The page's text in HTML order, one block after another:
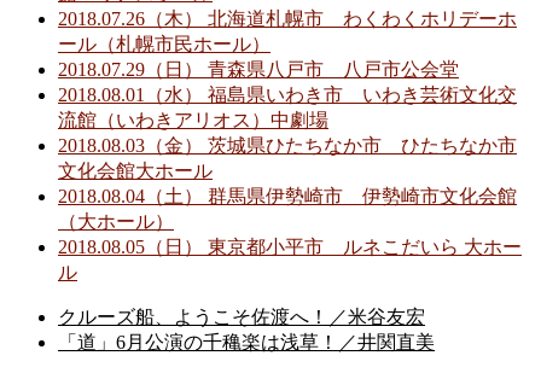
2018.07.26（木） 北海道札幌市 わくわくホリデーホ
ール（札幌市民ホール）
2018.07.29（日） 青森県八戸市 八戸市公会堂
2018.08.01（水） 福島県いわき市 いわき芸術文化交
流館（いわきアリオス）中劇場
2018.08.03（金） 茨城県ひたちなか市 ひたちなか市
文化会館大ホール
2018.08.04（土） 群馬県伊勢崎市 伊勢崎市文化会館
（大ホール）
2018.08.05（日） 東京都小平市 ルネこだいら 大ホー
ル
クルーズ船、ようこそ佐渡へ！／米谷友宏
「道」6月公演の千穐楽は浅草！／井関直美